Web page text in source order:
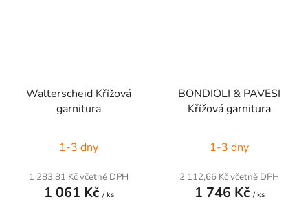
Walterscheid Křížová
garnitura
1-3 dny
1 283,81 Kč včetně DPH
1 061 Kč / ks
BONDIOLI & PAVESI
Křížová garnitura
1-3 dny
2 112,66 Kč včetně DPH
1 746 Kč / ks